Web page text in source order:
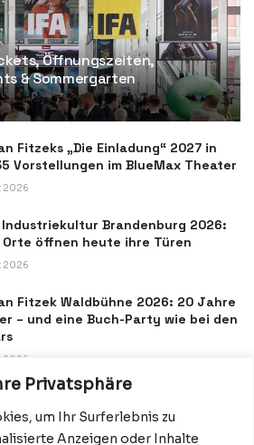
Privatsphäre
um Ihr Surferlebnis zu
Anzeigen oder Inhalte
Öffnungszeiten,
& Sommergarten
Fitzeks „Die Einladung“ 2027 in
Vorstellungen im BlueMax Theater
2026
Industriekultur Brandenburg 2026:
Orte öffnen heute ihre Türen
2026
Fitzek Waldbühne 2026: 20 Jahre
– und eine Buch-Party wie bei den
2026